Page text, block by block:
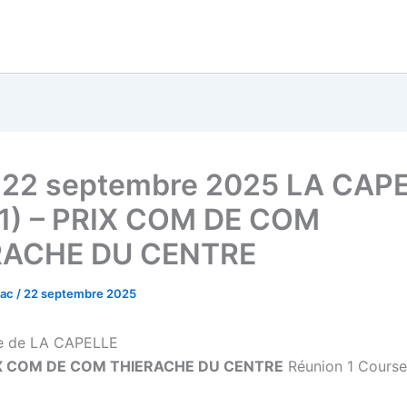
septembre 2025 LA
– PRIX COM DE COM
DU CENTRE
/ 22 septembre 2025
LA CAPELLE
COM DE COM THIERACHE DU CENTRE Réunion 1